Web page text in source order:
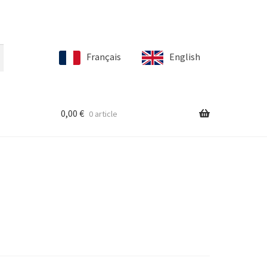
Français English
0,00 € 0 article